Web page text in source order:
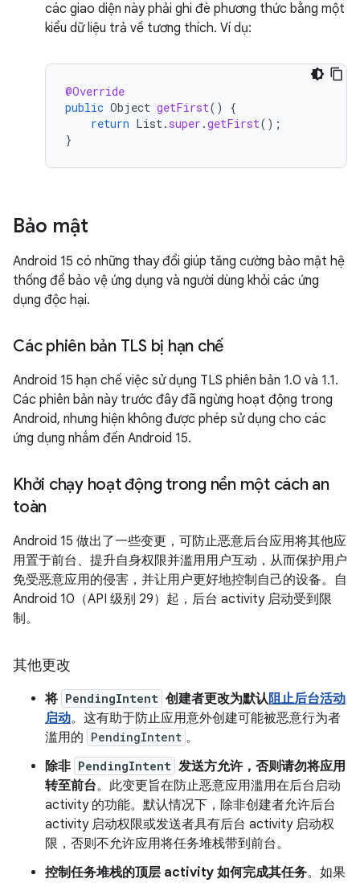
các giao diện này phải ghi đè phương thức bằng một
kiểu dữ liệu trả về tương thích. Ví dụ:
@Override
public Object getFirst()
{
return List. super .getFirst();
}
Bảo mật
Android 15 có những thay đổi giúp tăng cường bảo mật hệ
thống để bảo vệ ứng dụng và người dùng khỏi các ứng
dụng độc hại.
Các phiên bản TLS bị hạn chế
Android 15 hạn chế việc sử dụng TLS phiên bản 1.0 và 1.1.
Các phiên bản này trước đây đã ngừng hoạt động trong
Android, nhưng hiện không được phép sử dụng cho các
ứng dụng nhắm đến Android 15.
Khởi chạy hoạt động trong nền một cách an
toàn
Android 15 做出了一些变更，可防止恶意后台应用将其他应
用置于前台、提升自身权限并滥用用户互动，从而保护用户
免受恶意应用的侵害，并让用户更好地控制自己的设备。自
Android 10（API 级别 29）起，后台 activity 启动受到限
制。
其他更改
将 PendingIntent 创建者更改为默认阻止后台活动
启动。这有助于防止应用意外创建可能被恶意行为者
滥用的 PendingIntent 。
除非 PendingIntent 发送方允许，否则请勿将应用
转至前台。此变更旨在防止恶意应用滥用在后台启动
activity 的功能。默认情况下，除非创建者允许后台
activity 启动权限或发送者具有后台 activity 启动权
限，否则不允许应用将任务堆栈带到前台。
控制任务堆栈的顶层 activity 如何完成其任务。如果